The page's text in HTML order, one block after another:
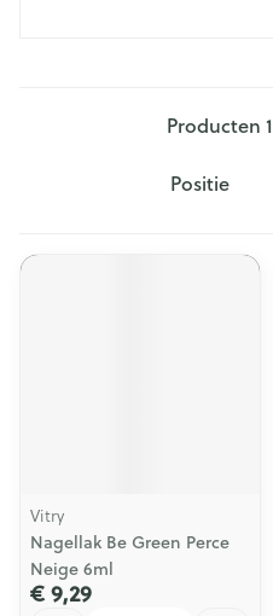
Producten 1
Sorteer op:
Vitry
Nagellak Be Green Perce
Neige 6ml
€ 9,29